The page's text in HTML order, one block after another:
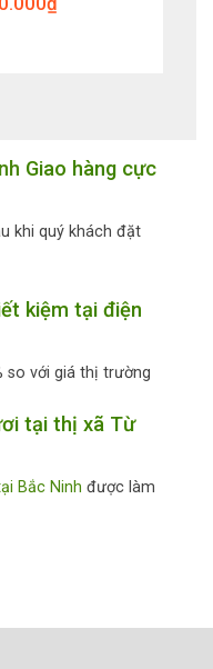
Giao hàng cực
khi quý khách đặt
kiệm tại điện
so với giá thị trường
tại thị xã Từ
Bắc Ninh được làm